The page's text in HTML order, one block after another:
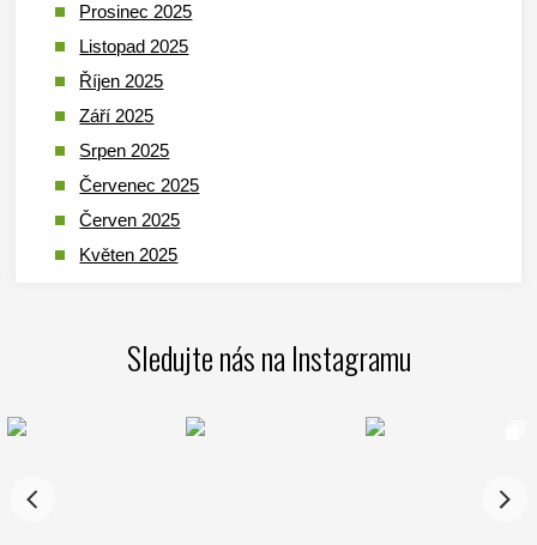
Prosinec 2025
Listopad 2025
Říjen 2025
Září 2025
Srpen 2025
Červenec 2025
Červen 2025
Květen 2025
Leden 2025
Listopad 2024
Sledujte nás na Instagramu